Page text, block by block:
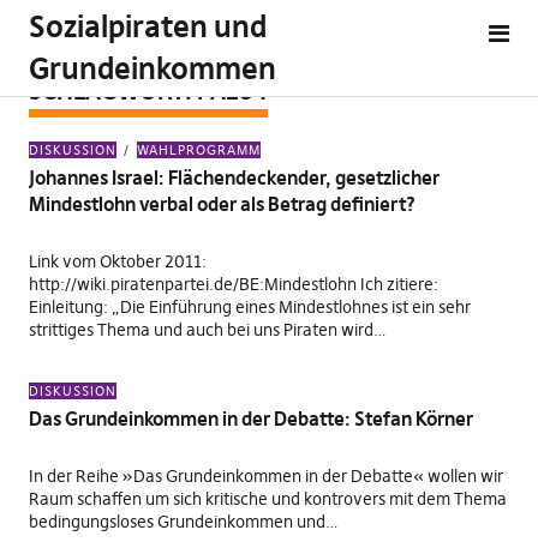
Sozialpiraten und
Grundeinkommen
SCHLAGWORT:PA284
DISKUSSION WAHLPROGRAMM
Johannes Israel: Flächendeckender, gesetzlicher
Mindestlohn verbal oder als Betrag definiert?
Link vom Oktober 2011:
http://wiki.piratenpartei.de/BE:Mindestlohn Ich zitiere:
Einleitung: „Die Einführung eines Mindestlohnes ist ein sehr
strittiges Thema und auch bei uns Piraten wird…
DISKUSSION
Das Grundeinkommen in der Debatte: Stefan Körner
In der Reihe »Das Grundeinkommen in der Debatte« wollen wir
Raum schaffen um sich kritische und kontrovers mit dem Thema
bedingungsloses Grundeinkommen und…